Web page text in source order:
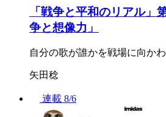
「戦争と平和のリアル
争と想像力」
自分の歌が誰かを戦場に向か
矢田稔
連載 8/6